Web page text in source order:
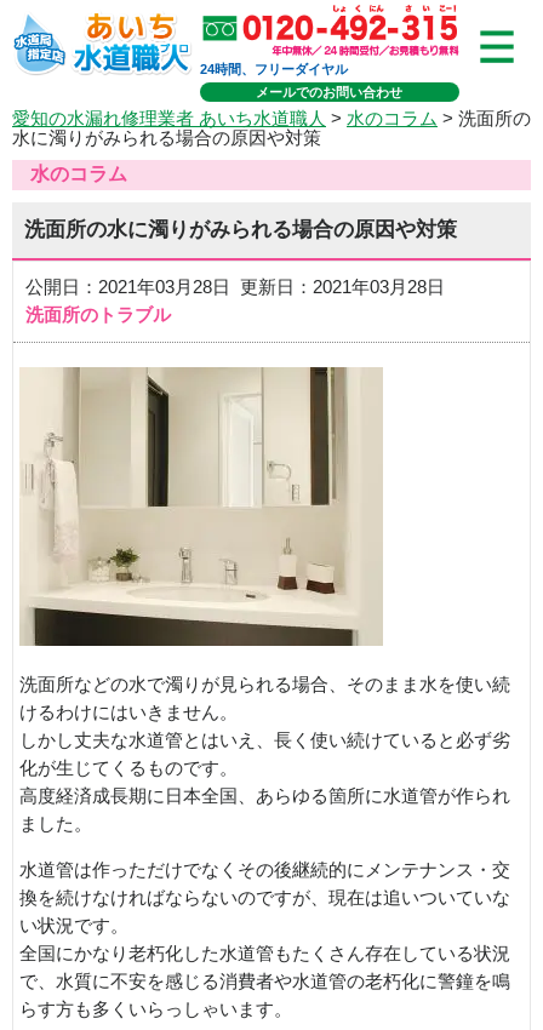
24時間、フリーダイヤル
メールでのお問い合わせ
愛知の水漏れ修理業者 あいち水道職人 > 水のコラム > 洗面所の
水に濁りがみられる場合の原因や対策
水のコラム
洗面所の水に濁りがみられる場合の原因や対策
公開日：2021年03月28日 更新日：2021年03月28日
洗面所のトラブル
洗面所などの水で濁りが見られる場合、そのまま水を使い続
けるわけにはいきません。
しかし丈夫な水道管とはいえ、長く使い続けていると必ず劣
化が生じてくるものです。
高度経済成長期に日本全国、あらゆる箇所に水道管が作られ
ました。
水道管は作っただけでなくその後継続的にメンテナンス・交
換を続けなければならないのですが、現在は追いついていな
い状況です。
全国にかなり老朽化した水道管もたくさん存在している状況
で、水質に不安を感じる消費者や水道管の老朽化に警鐘を鳴
らす方も多くいらっしゃいます。